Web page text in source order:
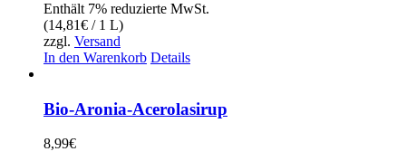
war:
485,46€
ist:
Enthält 7% reduzierte MwSt.
(14,81€ / 1 L)
zzgl. Versand
In den Warenkorb Details
Bio-Aronia-Acerolasirup
8,99€